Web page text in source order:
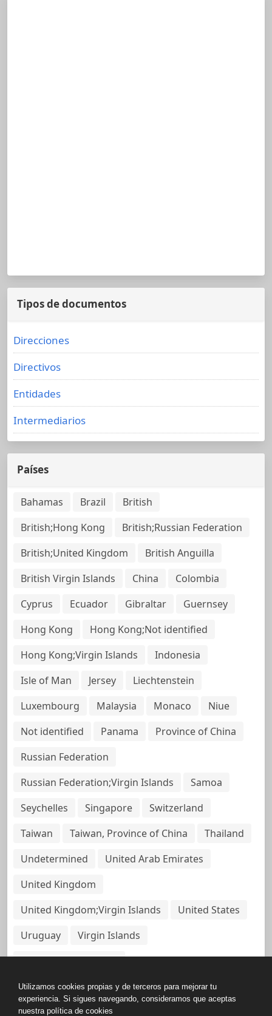
Tipos de documentos
Direcciones
Directivos
Entidades
Intermediarios
Países
Bahamas Brazil
British
British;Hong Kong
British;Russian Federation
British;United Kingdom
British Anguilla
British Virgin Islands
China
Colombia
Cyprus
Ecuador Gibraltar
Guernsey
Hong Kong
Hong Kong;Not identified
Hong Kong;Virgin Islands
Indonesia
Isle of Man
Jersey
Liechtenstein
Luxembourg
Malaysia Monaco
Niue
Not identified
Panama
Province of China
Russian Federation
Russian Federation;Virgin Islands
Samoa
Seychelles
Singapore
Switzerland
Taiwan
Taiwan, Province of China
Thailand
Undetermined
United Arab Emirates
United Kingdom
United Kingdom;Virgin Islands
United States
Uruguay
Virgin Islands
Virgin Islands, British
Utilizamos cookies propias y de terceros para mejorar tu
experiencia. Si sigues navegando, consideramos que aceptas
nuestra política de cookies